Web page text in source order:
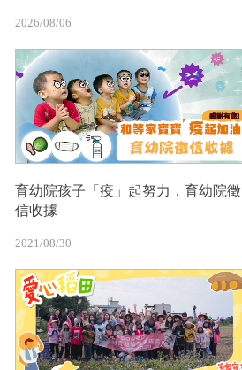
2026/08/06
育幼院孩子「疫」起努力，育幼院徵
信收據
2021/08/30